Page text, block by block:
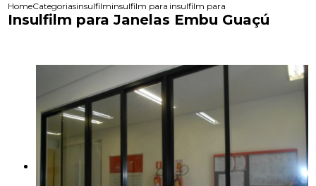
HomeCategoriasinsulfilminsulfilm para janela de apartamento
insulfilm para janelas embu guacu
Insulfilm para Janelas Embu Guaçú